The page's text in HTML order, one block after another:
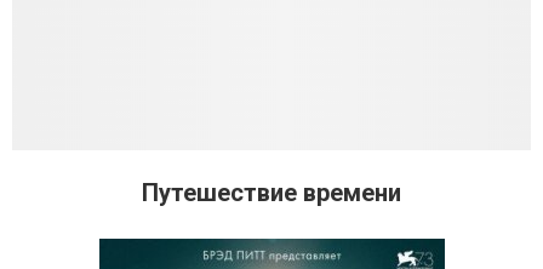
Путешествие времени